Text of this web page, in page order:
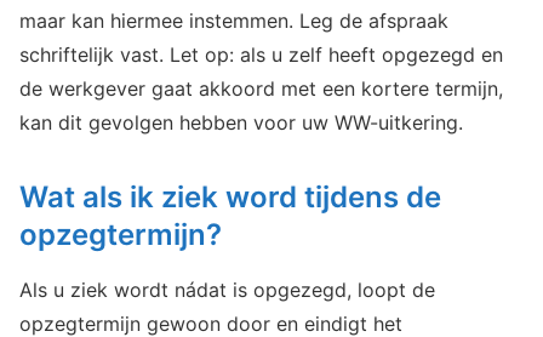
maar kan hiermee instemmen. Leg de afspraak
schriftelijk vast. Let op: als u zelf heeft opgezegd en
de werkgever gaat akkoord met een kortere termijn,
kan dit gevolgen hebben voor uw WW-uitkering.
Wat als ik ziek word tijdens de
opzegtermijn?
Als u ziek wordt nádat is opgezegd, loopt de
opzegtermijn gewoon door en eindigt het